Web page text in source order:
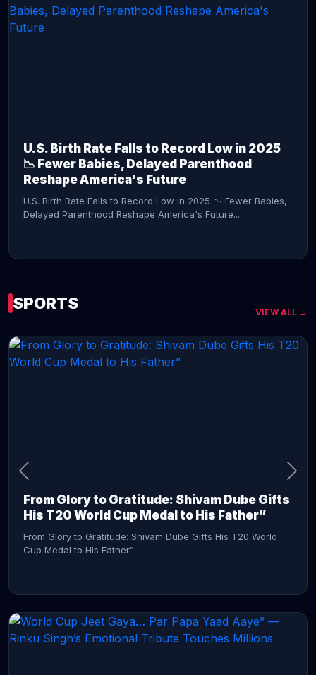
U.S. Birth Rate Falls to Record Low in 2025
📉 Fewer Babies, Delayed Parenthood
Reshape America's Future
U.S. Birth Rate Falls to Record Low in 2025 📉 Fewer Babies,
Delayed Parenthood Reshape America's Future...
SPORTS VIEW ALL →
From Glory to Gratitude: Shivam Dube Gifts
His T20 World Cup Medal to His Father”
From Glory to Gratitude: Shivam Dube Gifts His T20 World
Cup Medal to His Father” ...